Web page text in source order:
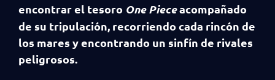
encontrar el tesoro One Pieceacompañado
de su tripulación, recorriendo cada rincón de
los mares y encontrando un sinfín de rivales
peligrosos.